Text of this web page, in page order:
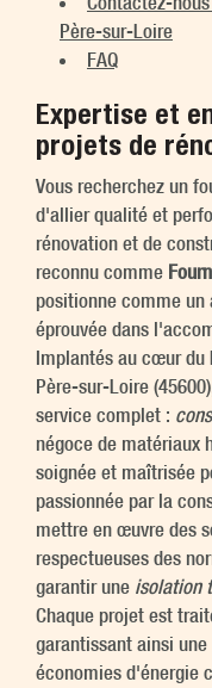
Père-sur-Loire
FAQ
Expertise et
projets de
Vous recherchez un
d'allier qualité et
rénovation et de
reconnu comme
positionne comme
éprouvée dans
Implantés au cœur
Père-sur-Loire
service complet :
négoce de matériaux
soignée et maîtrisée
passionnée par la
mettre en œuvre des
respectueuses des
garantir une isolation
Chaque projet est
garantissant ainsi
économies d'énergie